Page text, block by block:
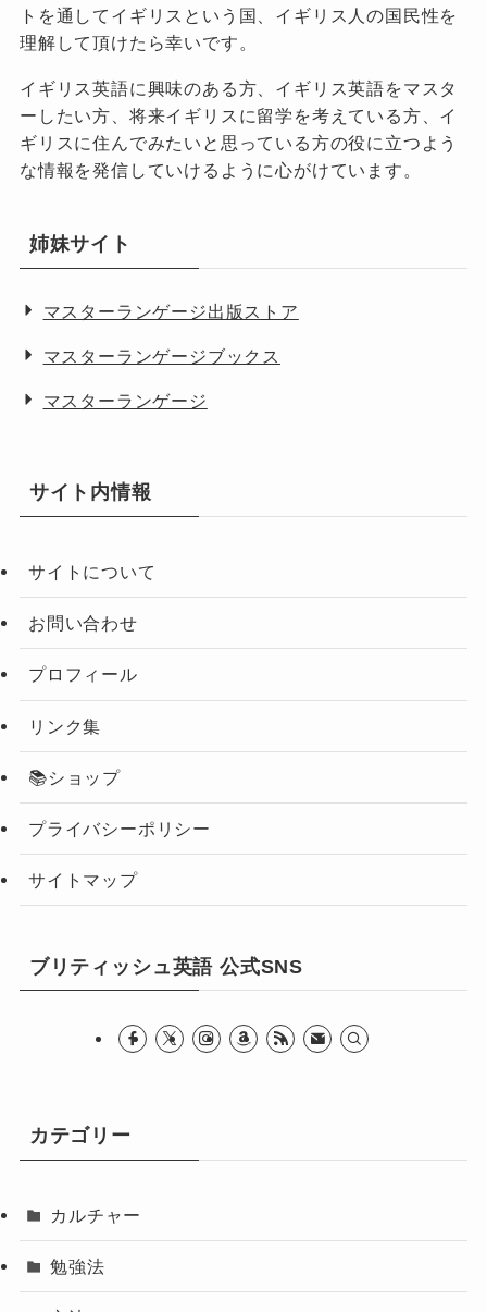
トを通してイギリスという国、イギリス人の国民性を
理解して頂けたら幸いです。
イギリス英語に興味のある方、イギリス英語をマスタ
ーしたい方、将来イギリスに留学を考えている方、イ
ギリスに住んでみたいと思っている方の役に立つよう
な情報を発信していけるように心がけています。
姉妹サイト
マスターランゲージ出版ストア
マスターランゲージブックス
マスターランゲージ
サイト内情報
サイトについて
お問い合わせ
プロフィール
リンク集
📚ショップ
プライバシーポリシー
サイトマップ
ブリティッシュ英語 公式SNS
カテゴリー
カルチャー
勉強法